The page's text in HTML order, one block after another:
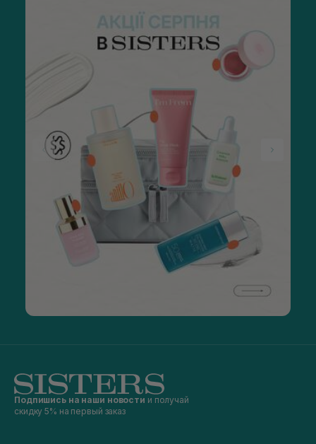
Подпишись на наши новости и получай
скидку 5% на первый заказ